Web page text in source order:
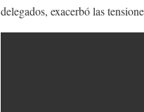
delegados, exacerbó las